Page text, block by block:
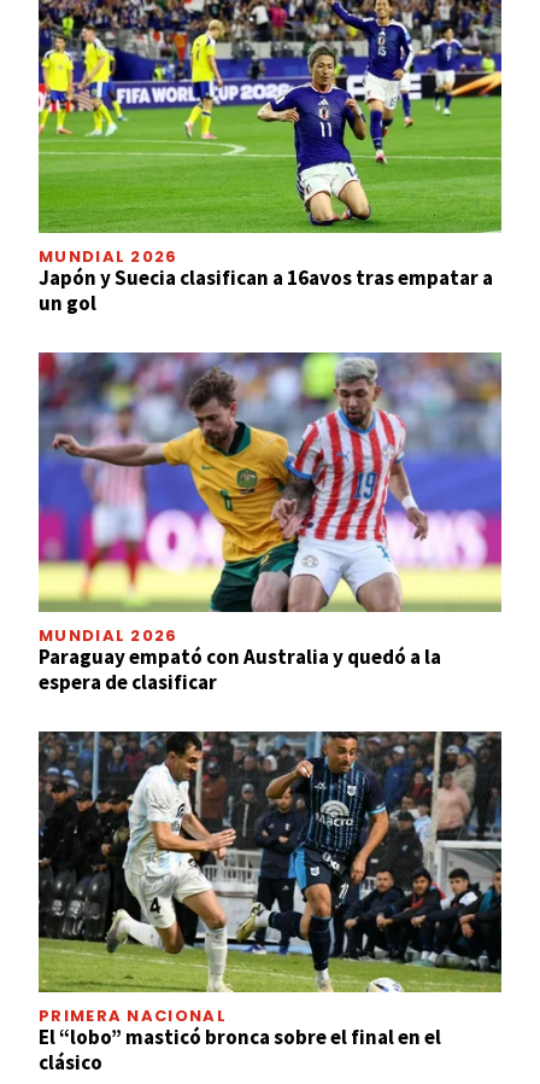
MUNDIAL 2026
Japón y Suecia clasifican a 16avos tras empatar a
un gol
MUNDIAL 2026
Paraguay empató con Australia y quedó a la
espera de clasificar
PRIMERA NACIONAL
El “lobo” masticó bronca sobre el final en el
clásico